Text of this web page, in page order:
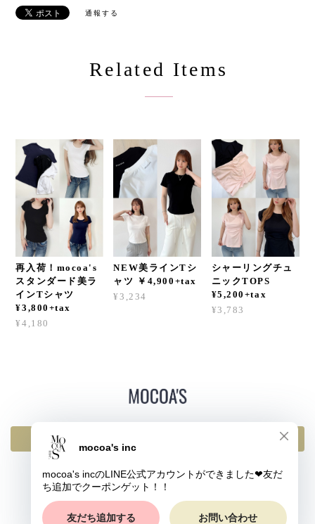
通報する
Related Items
再入荷！mocoa's
スタンダード美ラ
インTシャツ
¥3,800+tax
¥4,180
NEW美ラインTシ
ャツ ￥4,900+tax
¥3,234
シャーリングチュ
ニックTOPS
¥5,200+tax
¥3,783
プライバシーポリシー 特定商取引法に基づく表記